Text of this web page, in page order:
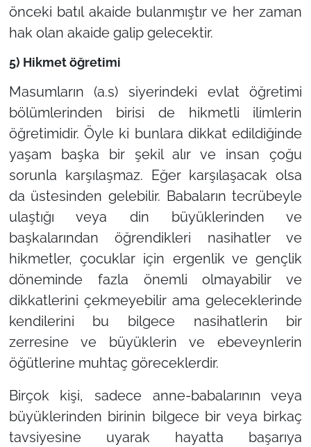
önceki batıl akaide bulanmıştır ve her zaman
hak olan akaide galip gelecektir.
5) Hikmet öğretimi
Masumların (a.s) siyerindeki evlat öğretimi
bölümlerinden birisi de hikmetli ilimlerin
öğretimidir. Öyle ki bunlara dikkat edildiğinde
yaşam başka bir şekil alır ve insan çoğu
sorunla karşılaşmaz. Eğer karşılaşacak olsa
da üstesinden gelebilir. Babaların tecrübeyle
ulaştığı veya din büyüklerinden ve
başkalarından öğrendikleri nasihatler ve
hikmetler, çocuklar için ergenlik ve gençlik
döneminde fazla önemli olmayabilir ve
dikkatlerini çekmeyebilir ama geleceklerinde
kendilerini bu bilgece nasihatlerin bir
zerresine ve büyüklerin ve ebeveynlerin
öğütlerine muhtaç göreceklerdir.
Birçok kişi, sadece anne-babalarının veya
büyüklerinden birinin bilgece bir veya birkaç
tavsiyesine uyarak hayatta başarıya